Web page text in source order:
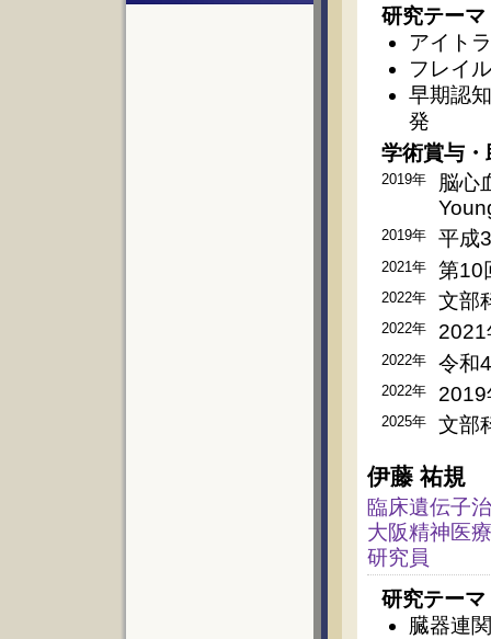
研究テーマ
アイト
フレイ
早期認
発
学術賞与・
2019年
脳心
2019年 平成
2021年 第10
2022年 文部
2022年 2021
2022年 令和
2022年 2019
2025年 文部
伊藤 祐規
臨床遺伝子
大阪精神医
研究員
研究テーマ
臓器連